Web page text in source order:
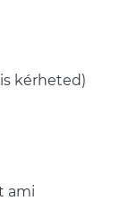
kérheted)
ami